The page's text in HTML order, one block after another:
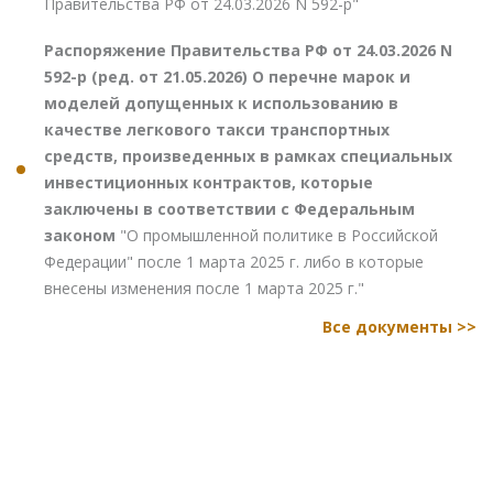
Правительства РФ от 24.03.2026 N 592-р"
Распоряжение Правительства РФ от 24.03.2026 N
592-р (ред. от 21.05.2026) О перечне марок и
моделей допущенных к использованию в
качестве легкового такси транспортных
средств, произведенных в рамках специальных
инвестиционных контрактов, которые
заключены в соответствии с Федеральным
законом "О промышленной политике в Российской
Федерации" после 1 марта 2025 г. либо в которые
внесены изменения после 1 марта 2025 г."
Все документы >>